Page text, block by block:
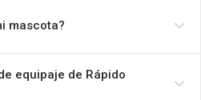
mascota?
equipaje de Rápido